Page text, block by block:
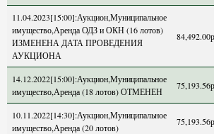
11.04.2023[15:00]:Аукцион,Муниципальное
имущество,Аренда ОДЗ и ОКН (16 лотов)
ИЗМЕНЕНА ДАТА ПРОВЕДЕНИЯ
АУКЦИОНА
14.12.2022[15:00]:Аукцион,Муниципальное
имущество,Аренда (18 лотов) ОТМЕНЕН
10.11.2022[14:30]:Аукцион,Муниципальное
имущество,Аренда (20 лотов)